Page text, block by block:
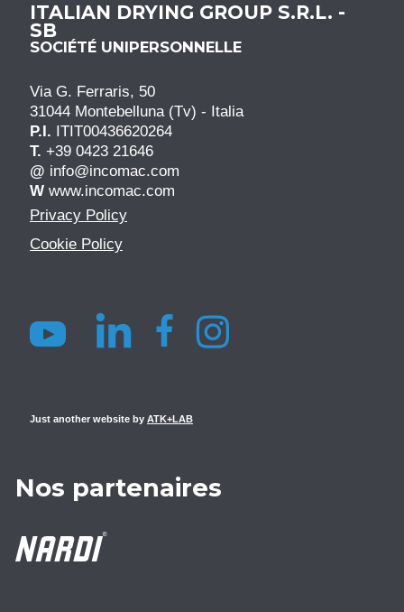
ITALIAN DRYING GROUP S.R.L. -
SB
SOCIÉTÉ UNIPERSONNELLE
Via G. Ferraris, 50
31044 Montebelluna (Tv) - Italia
P.I.
ITIT00436620264
T. +39 0423 21646
@ info@incomac.com
W www.incomac.com
Privacy Policy
Cookie Policy
Just another website by ATK+LAB
Nos partenaires